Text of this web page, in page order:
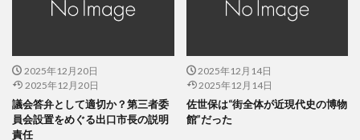
2025年12月20日
2025年12月20日
議会答弁として適切か？第三者委
員会設置をめぐる出口市長の説明
責任
2025年12月14日
2025年12月14日
佐世保は“街全体が近現代史の博物
館”だった